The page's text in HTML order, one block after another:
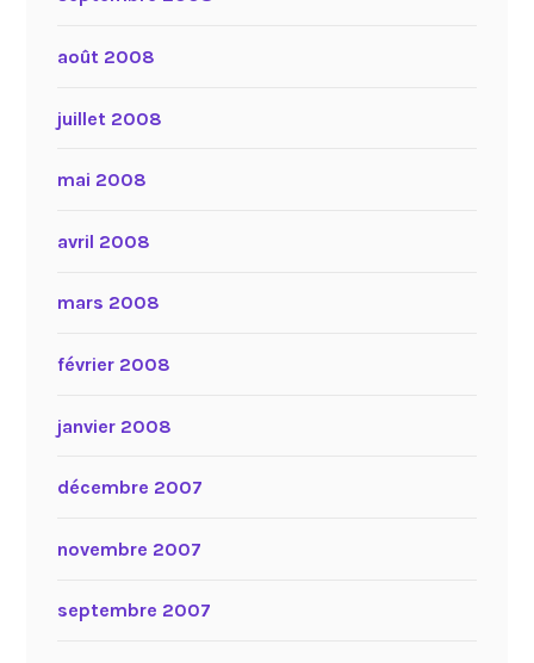
août 2008
juillet 2008
mai 2008
avril 2008
mars 2008
février 2008
janvier 2008
décembre 2007
novembre 2007
septembre 2007